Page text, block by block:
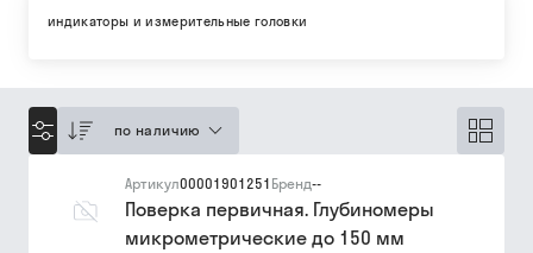
индикаторы и измерительные головки
по наличию
Артикул00001901251 Бренд--
Поверка первичная. Глубиномеры
микрометрические до 150 мм